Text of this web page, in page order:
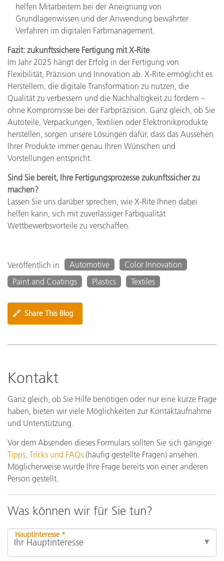
helfen Mitarbeitern bei der Aneignung von
Grundlagenwissen und der Anwendung bewährter
Verfahren im digitalen Farbmanagement.
Fazit: zukunftssichere Fertigung mit X-Rite
Im Jahr 2025 hängt der Erfolg in der Fertigung von
Flexibilität, Präzision und Innovation ab. X-Rite ermöglicht es
Herstellern, die digitale Transformation zu nutzen, die
Qualität zu verbessern und die Nachhaltigkeit zu fördern –
ohne Kompromisse bei der Farbpräzision. Ganz gleich, ob Sie
Autoteile, Verpackungen, Textilien oder Elektronikprodukte
herstellen, sorgen unsere Lösungen dafür, dass das Aussehen
Ihrer Produkte immer genau Ihren Wünschen und
Vorstellungen entspricht.
Sind Sie bereit, Ihre Fertigungsprozesse zukunftssicher zu
machen?
Lassen Sie uns darüber sprechen, wie X-Rite Ihnen dabei
helfen kann, sich mit zuverlässiger Farbqualität
Wettbewerbsvorteile zu verschaffen.
Veröffentlich in Automotive
Color Innovation
Paint and Coatings
Plastics Textiles
🔗 Share This Blog
Kontakt
Ganz gleich, ob Sie Hilfe benötigen oder nur eine kurze Frage
haben, bieten wir viele Möglichkeiten zur Kontaktaufnahme
und Unterstützung.
Vor dem Absenden dieses Formulars sollten Sie sich gängige
Tipps, Tricks und FAQs (häufig gestellte Fragen) ansehen.
Möglicherweise wurde Ihre Frage bereits von einer anderen
Person gestellt.
Was können wir für Sie tun?
Hauptinteresse *